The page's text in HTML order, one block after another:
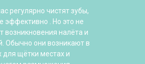
регулярно чистят зубы,
эффективно . Но это не
возникновения налёта и
Обычно они возникают в
для щётки местах и